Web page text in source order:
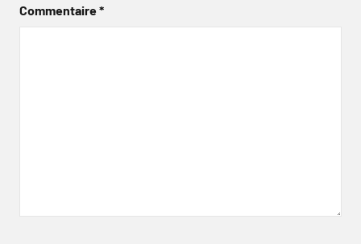
Commentaire*